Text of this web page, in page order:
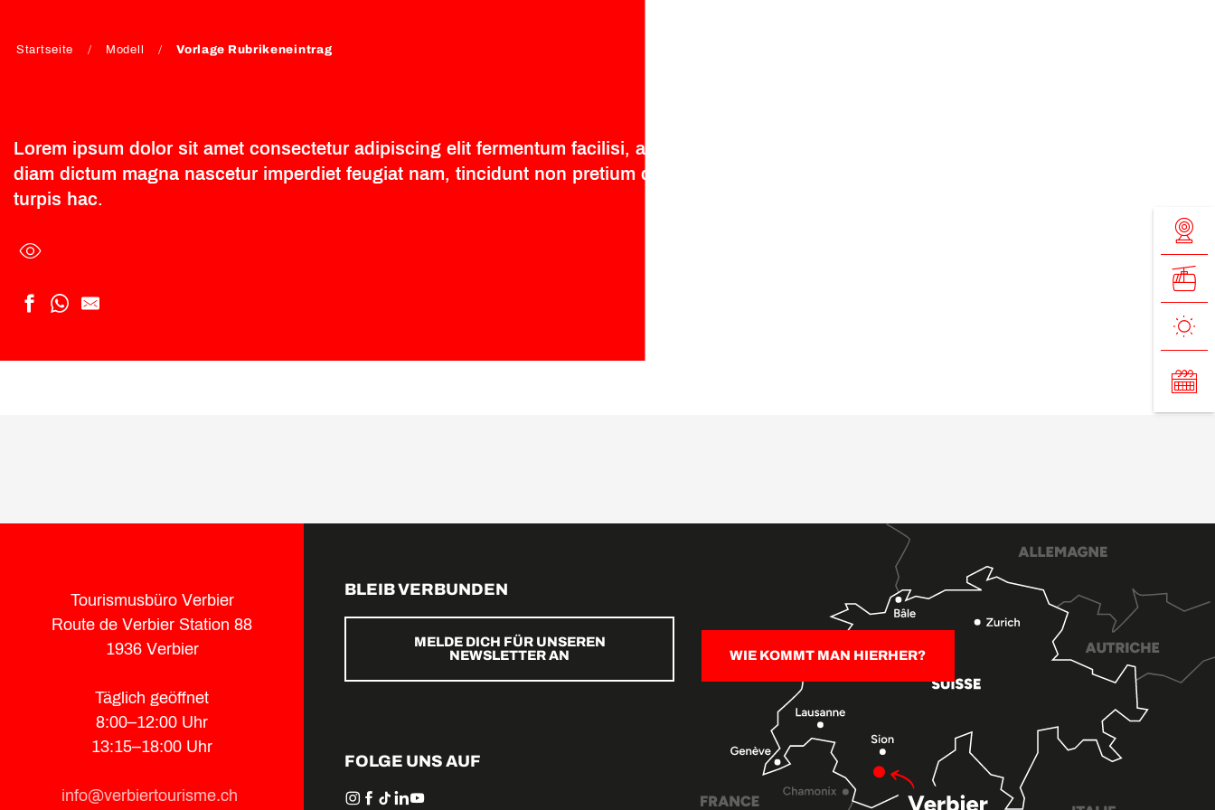
Startseite Modell Vorlage Rubrikeneintrag
Lorem ipsum dolor sit amet consectetur adipiscing elit fermentum facilisi, ac erat rutrum
diam dictum magna nascetur imperdiet feugiat nam, tincidunt non pretium quis netus lectus
turpis hac.
Tourismusbüro Verbier
Route de Verbier Station 88
1936 Verbier
Täglich geöffnet
8:00–12:00 Uhr
13:15–18:00 Uhr
info@verbiertourisme.ch
BLEIB VERBUNDEN
MELDE DICH FÜR UNSEREN
NEWSLETTER AN
WIE KOMMT MAN HIERHER?
FOLGE UNS AUF